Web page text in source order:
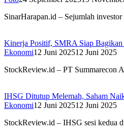
SinarHarapan.id – Sejumlah
Kinerja Positif, SMRA Siap
Ekonomi12 Juni 202512 Juni 2025
StockReview.id – PT Summarecon
IHSG Ditutup Melemah, Saham
Ekonomi12 Juni 202512 Juni 2025
StockReview.id – IHSG sesi kedua